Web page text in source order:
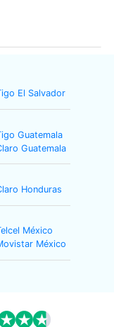
El Salvador
Guatemala
Guatemala
Honduras
México
México